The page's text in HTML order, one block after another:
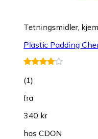
Tetningsmidler,
Plastic Padding
(1)
fra
340 kr
hos CDON